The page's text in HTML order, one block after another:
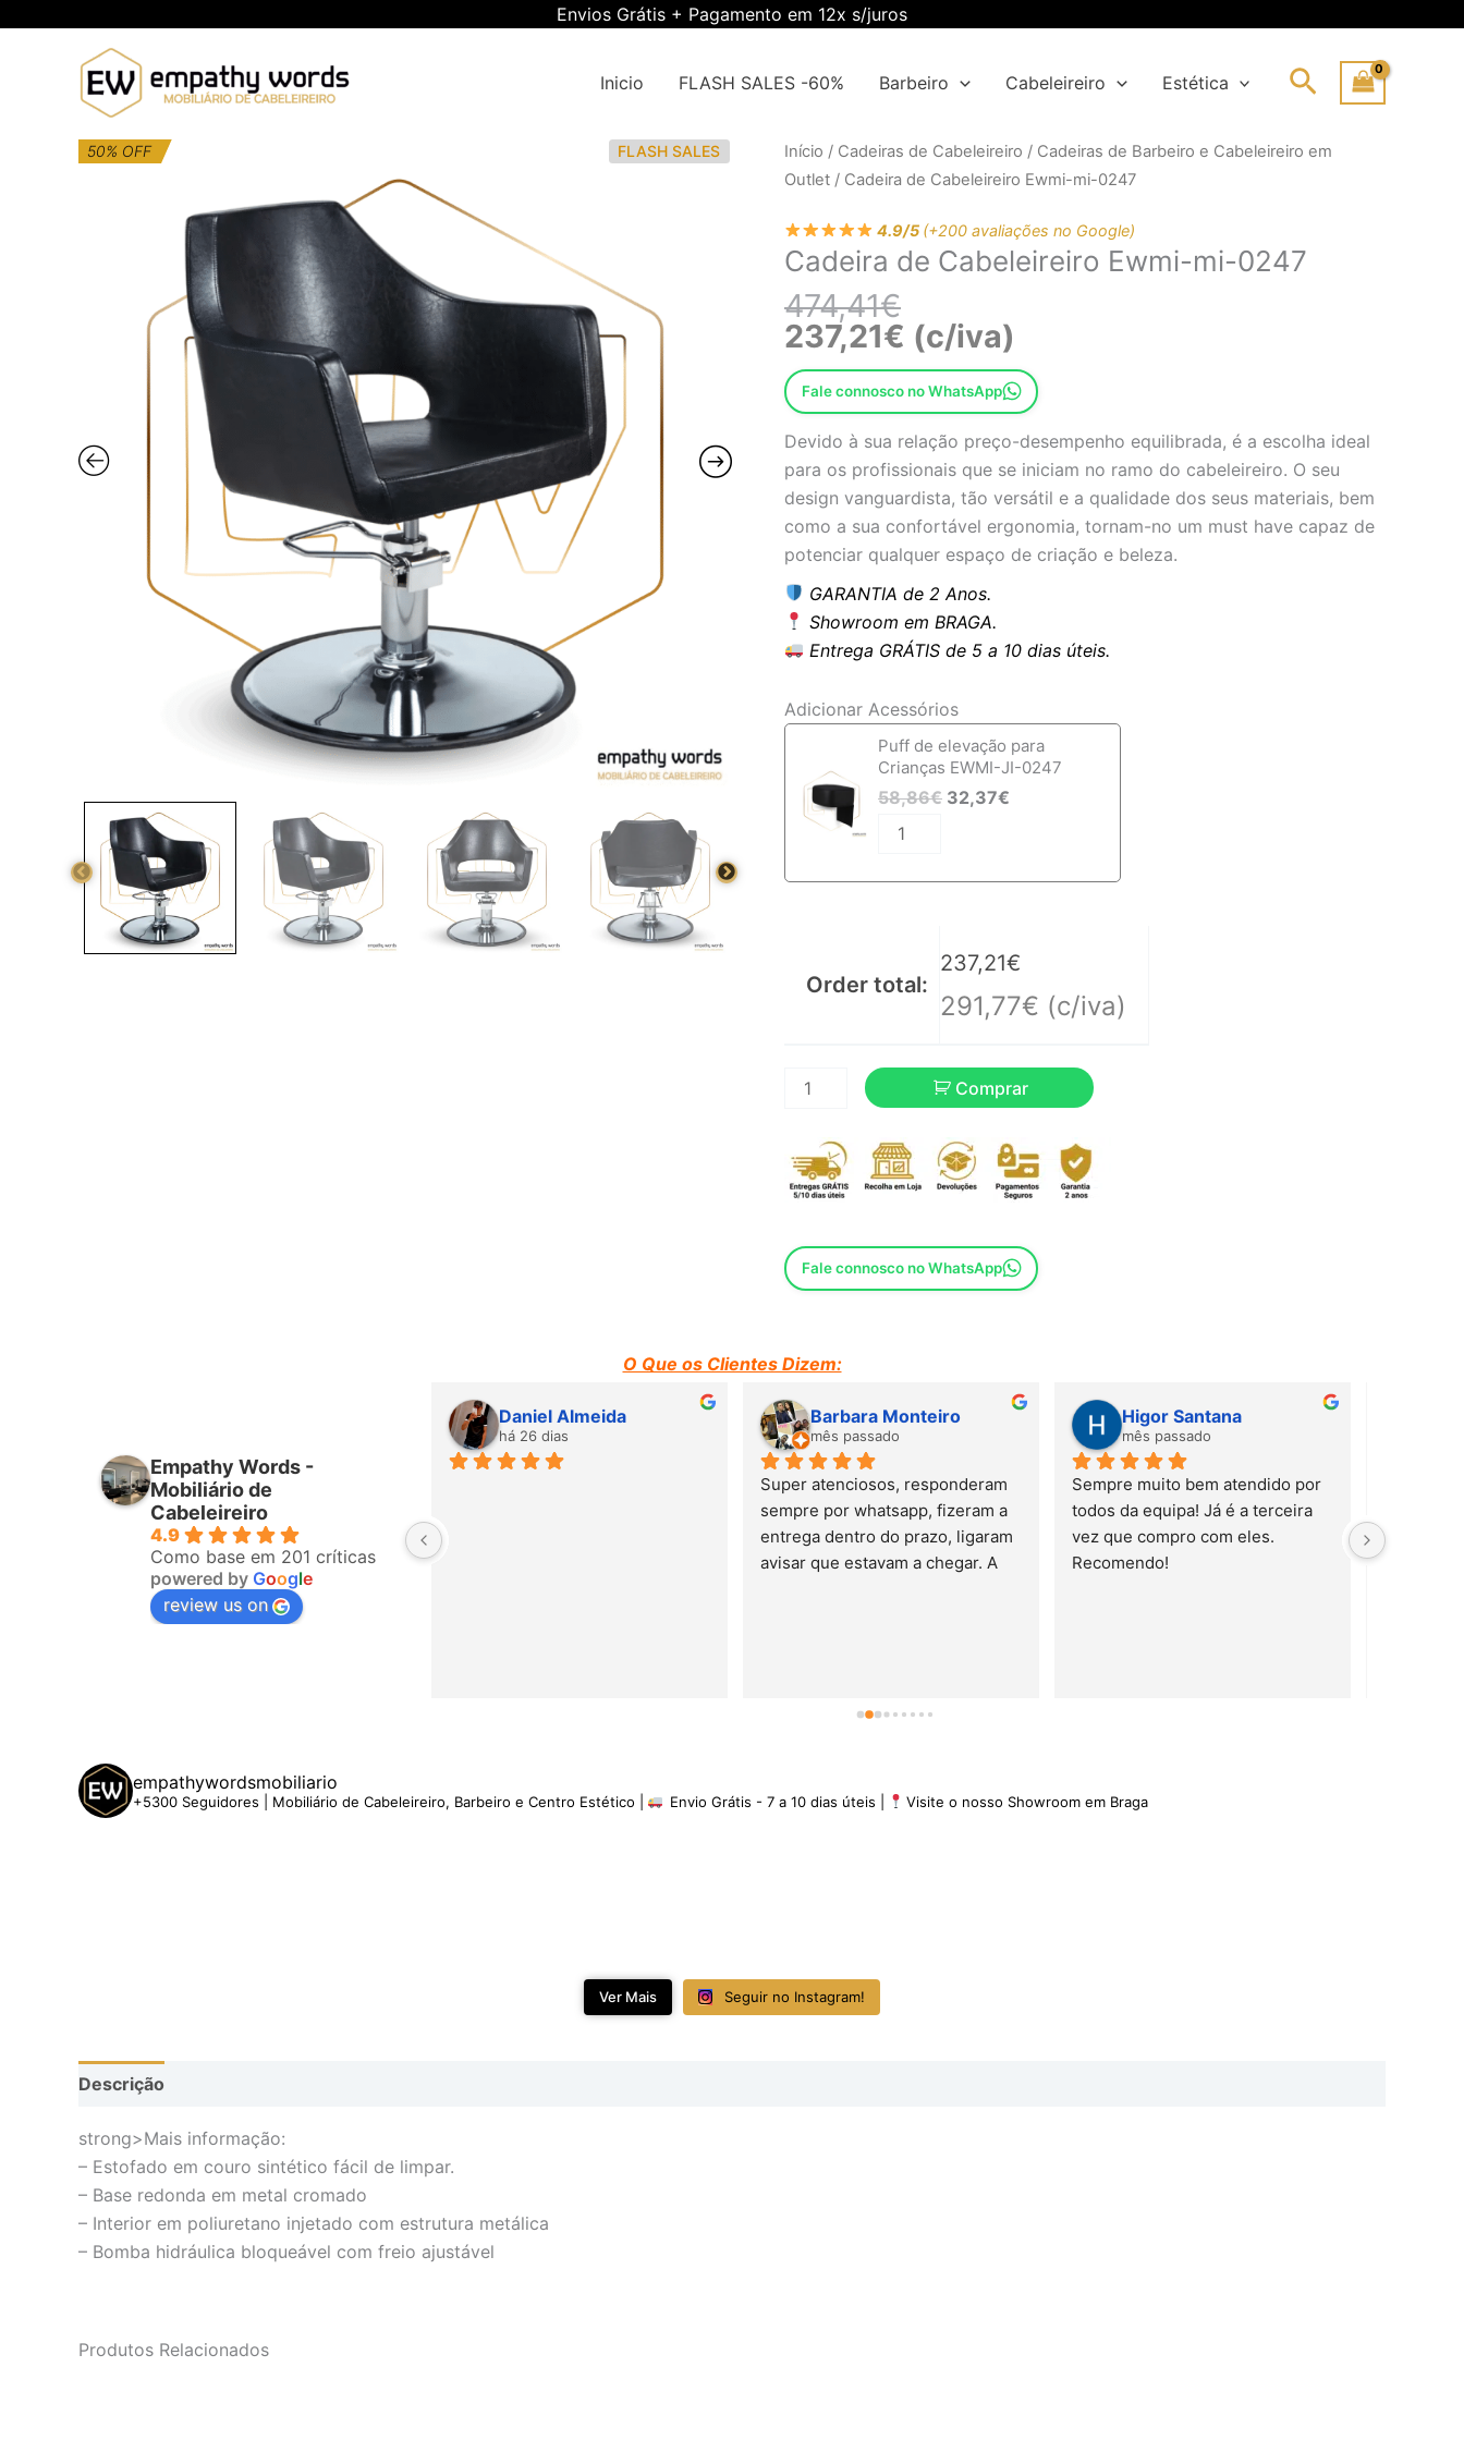
Envios Grátis + Pagamento em 12x s/juros
Inicio FLASH SALES -60% Barbeiro Cabeleireiro Estética Search
FLASH SALES
50% OFF Início / Cadeiras de Cabeleireiro / Cadeiras de Barbeiro e Cabeleireiro em
Outlet / Cadeira de Cabeleireiro Ewmi-mi-0247
4.9/5 (+200 avaliações no Google)
Cadeira de Cabeleireiro Ewmi-mi-0247
474,41€
O
preço
era:
474,41€.
O
preço
é:
237,21€.
237,21€ (c/iva)
Fale connosco no WhatsApp
Devido à sua relação preço-desempenho equilibrada, é a escolha ideal
para os profissionais que se iniciam no ramo do cabeleireiro. O seu
design vanguardista, tão versátil e a qualidade dos seus materiais, bem
como a sua confortável ergonomia, tornam-no um must have capaz de
potenciar qualquer espaço de criação e beleza.
GARANTIA de 2 Anos.
Showroom em BRAGA.
Entrega GRÁTIS de 5 a 10 dias úteis.
Adicionar Acessórios
Puff de elevação para
Crianças EWMI-JI-0247
58,86€ 32,37€
Quantidade
de
Cadeira
de
Ewmi-
0247
Order total:
237,21€
291,77€ (c/iva)
Quantidade
de
de
Cabeleireiro
Ewmi-
mi-
0247
Comprar
Fale connosco no WhatsApp
O Que os Clientes Dizem:
Empathy Words -
Mobiliário de
Cabeleireiro
4.9
Como base em 201 críticas
powered by Google
review us on
Perfeito ♥️♥️♥️♥️
Daniel Almeida
há 26 dias
Barbara Monteiro
mês passado
Super atenciosos, responderam
sempre por whatsapp, fizeram a
entrega dentro do prazo, ligaram
avisar que estavam a chegar. A
Higor Santana
mês passado
Sempre muito bem atendido por
todos da equipa! Já é a terceira
vez que compro com eles.
Recomendo!
empathywordsmobiliario
+5300 Seguidores | Mobiliário de Cabeleireiro, Barbeiro e Centro Estético | Envio Grátis - 7 a 10 dias úteis | Visite o nosso Showroom em Braga
Ver Mais Seguir no Instagram!
Descrição
strong>Mais informação:
– Estofado em couro sintético fácil de limpar.
– Base redonda em metal cromado
– Interior em poliuretano injetado com estrutura metálica
– Bomba hidráulica bloqueável com freio ajustável
Produtos Relacionados